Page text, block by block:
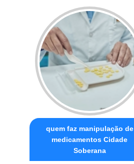
quem faz manipulação de
medicamentos Cidade
Soberana